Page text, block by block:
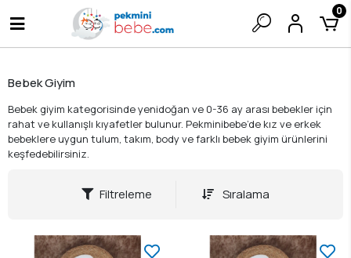
0
Bebek Giyim
Bebek giyim kategorisinde yenidoğan ve 0-36 ay arası bebekler için
rahat ve kullanışlı kıyafetler bulunur. Pekminibebe’de kız ve erkek
bebeklere uygun tulum, takım, body ve farklı bebek giyim ürünlerini
keşfedebilirsiniz.
Filtreleme Sıralama